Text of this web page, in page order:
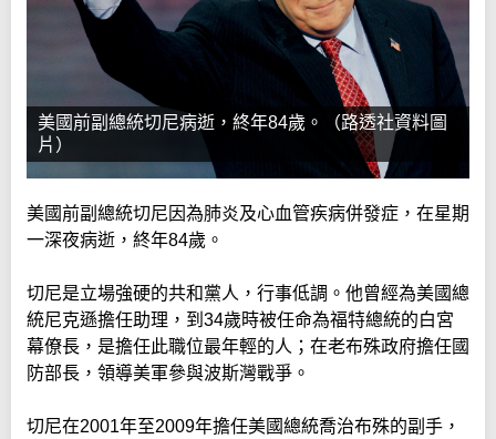
美國前副總統切尼病逝，終年84歲。（路透社資料圖
片）
美國前副總統切尼因為肺炎及心血管疾病併發症，在星期
一深夜病逝，終年84歲。
切尼是立場強硬的共和黨人，行事低調。他曾經為美國總
統尼克遜擔任助理，到34歲時被任命為福特總統的白宮
幕僚長，是擔任此職位最年輕的人；在老布殊政府擔任國
防部長，領導美軍參與波斯灣戰爭。
切尼在2001年至2009年擔任美國總統喬治布殊的副手，